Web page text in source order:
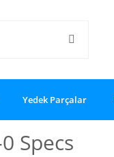
Yedek Parçalar
Specs